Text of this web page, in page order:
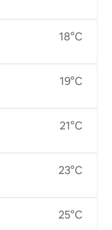
18°C
19°C
21°C
23°C
25°C